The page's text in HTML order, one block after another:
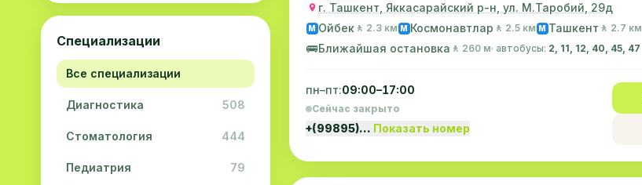
Навоийская область 5
Джизакская область
Сурхандарьинская область
Сырдарьинская область 2
Хорезмская область 2
Специализации
Все специализации
Диагностика 508
Стоматология 444
Педиатрия 79
г. Ташкент, Яккасарайский р-н, ул. М.Таробий, 29д
M Ойбек 🚶 2.3 км M Космонавтлар 🚶 2.5 км M Ташкент 🚶 2.7 км
🚌Ближайшая остановка 🚶 260 м· автобусы: 2, 11, 12, 40, 45, 47
пн–пт:09:00–17:00
Сейчас закрыто
+(99895)… Показать номер